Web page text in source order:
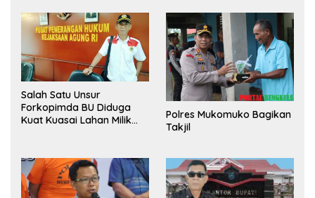
Salah Satu Unsur
Forkopimda BU Diduga
Kuat Kuasai Lahan Milik
Polres Mukomuko Bagikan
Takjil